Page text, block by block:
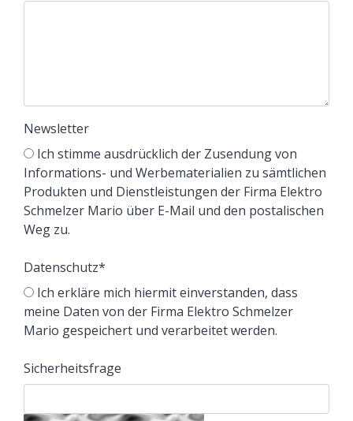
Newsletter
Informations- und Werbematerialien zu sämtlichen
Produkten und Dienstleistungen der Firma Elektro
Schmelzer Mario über E-Mail und den postalischen
Weg zu.
Datenschutz*
meine Daten von der Firma Elektro Schmelzer
Mario gespeichert und verarbeitet werden.
Sicherheitsfrage